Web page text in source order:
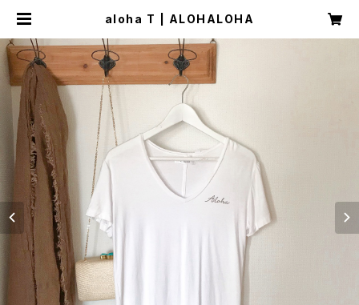
aloha T | ALOHALOHA